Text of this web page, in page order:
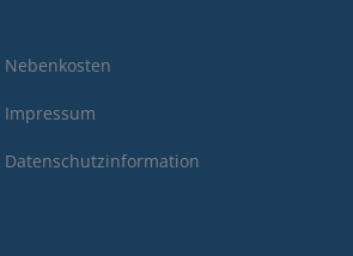
Nebenkosten
Impressum
Datenschutzinformation